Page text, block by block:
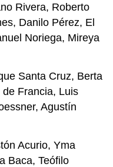
Rivera, Roberto
Danilo Pérez, El
Noriega, Mireya
Santa Cruz, Berta
Francia, Luis
Agustín
Acurio, Yma
Baca, Teófilo